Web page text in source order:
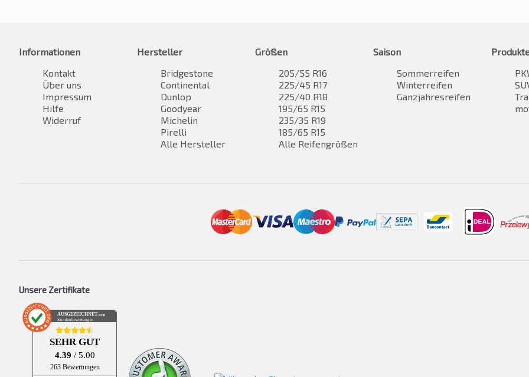
Informationen
Kontakt
Über uns
Impressum
Hilfe
Widerruf
Hersteller
Bridgestone
Continental
Dunlop
Goodyear
Michelin
Pirelli
Alle Hersteller
Größen
205/55 R16
225/45 R17
225/40 R18
195/65 R15
235/35 R19
185/65 R15
Alle Reifengrößen
Saison
Sommerreifen
Winterreifen
Ganzjahresreifen
Unsere Zertifikate
AUSGEZEICHNET.org
Kundenbewertungen
SEHR GUT
4.39 / 5.00
263 Bewertungen